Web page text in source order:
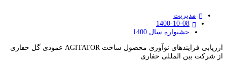
مدیریت
1400-10-08
جشنواره سال 1400
ارزیابی فرایندهای نوآوری محصول ساخت AGITATOR عمودی گل حفاری
از شرکت بین المللی حفاری